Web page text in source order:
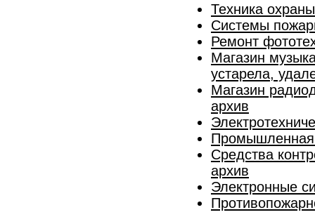
Техника
Системы
Ремонт
Магазин
устарела,
Магазин
архив
Промышленная
Средства
архив
Электронные